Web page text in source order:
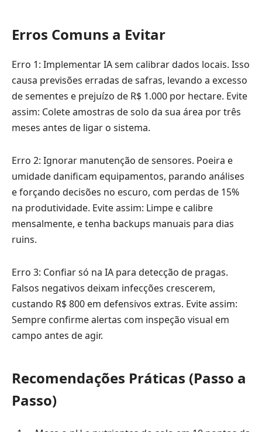
Erros Comuns a Evitar
Erro 1: Implementar IA sem calibrar dados locais. Isso
causa previsões erradas de safras, levando a excesso
de sementes e prejuízo de R$ 1.000 por hectare. Evite
assim: Colete amostras de solo da sua área por três
meses antes de ligar o sistema.
Erro 2: Ignorar manutenção de sensores. Poeira e
umidade danificam equipamentos, parando análises
e forçando decisões no escuro, com perdas de 15%
na produtividade. Evite assim: Limpe e calibre
mensalmente, e tenha backups manuais para dias
ruins.
Erro 3: Confiar só na IA para detecção de pragas.
Falsos negativos deixam infecções crescerem,
custando R$ 800 em defensivos extras. Evite assim:
Sempre confirme alertas com inspeção visual em
campo antes de agir.
Recomendações Práticas (Passo a
Passo)